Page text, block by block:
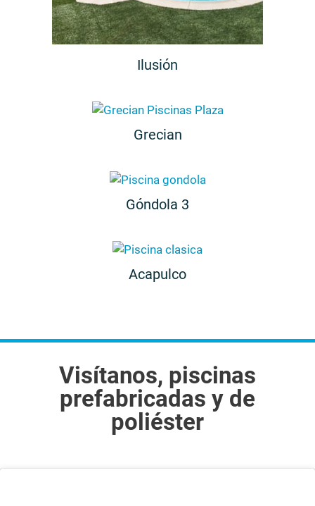
Ilusión
Grecian
Góndola 3
Acapulco
Visítanos, piscinas
prefabricadas y de
poliéster